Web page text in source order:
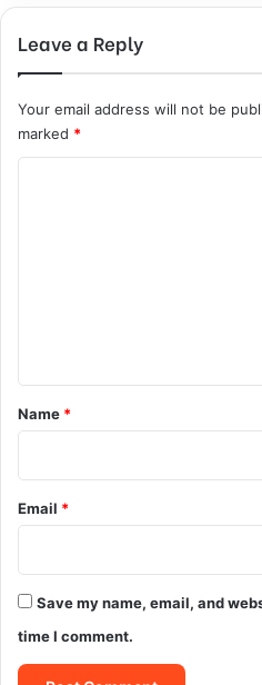
Leave a Reply
Your email address will not be
marked *
*
Name *
Email *
Save my name, email, and
time I comment.